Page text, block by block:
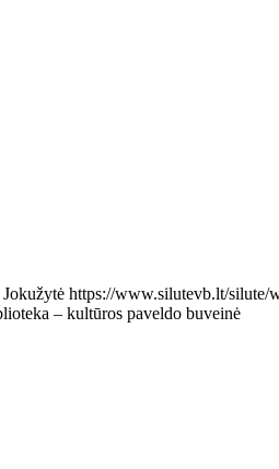
Jokužytė https://www.silutevb.lt/silute/
– kultūros paveldo buveinė